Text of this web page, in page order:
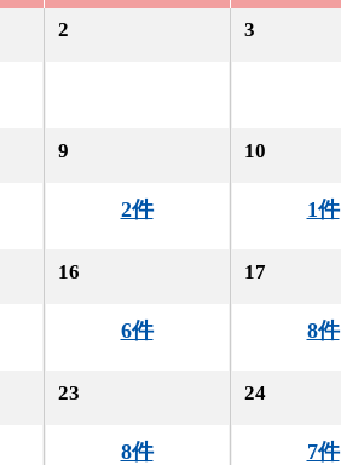
2 3
9
2件
10
1件
16
6件
17
8件
23
8件
24
7件